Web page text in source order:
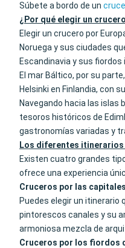
Súbete a bordo de un
¿Por qué elegir un
Elegir un crucero por
Noruega y sus ciudades
Escandinavia y sus
El mar Báltico, por su
Helsinki en Finlandia, con
Navegando hacia las islas
tesoros históricos de
gastronomías variadas y
Los diferentes itinerarios
Existen cuatro grandes
ofrece una experiencia
Cruceros por las
Puedes elegir un itinerario
pintorescos canales y su
armoniosa mezcla de
Cruceros por los fiordos